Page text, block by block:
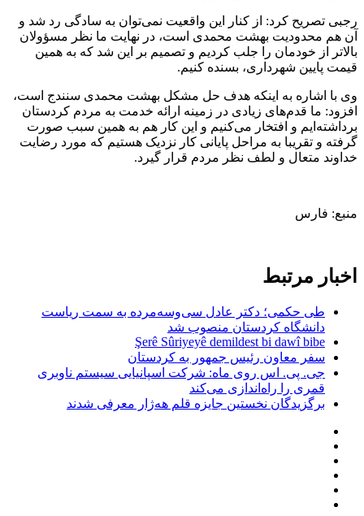
رجبی تصریح کرد: از کنار این واقعیت نمی‌توان بە سادگی رد شد و
آن هم محدودیت بهشت محمدی است، در نهایت ما نظر مسؤولان
بالاتر از خودمان را جلب کردیم و تصمیم بر این شد کە بە همین
قیمت پایین شهرداری، بسندە کنیم.
وی با اشارە بە اینکە هدف حل مشکل بهشت محمدی سنندج است،
افزود: ما قدم‌های زیادی در زمینه ارائە خدمت بە مردم کردستان
برداشتە‌ایم و افتخار می‌کنیم و این کار هم بە همین سبب صورت
گرفتە و تقریبا بە مراحل پایانی کار نزدیک هستیم که مورد رضایت
خداوند متعال و لطف نظر مردم قرار گیرد.
منبع: فارس
اخبار مرتبط
طی حکمی؛ دکتر عادل سی‌وسه‌مرده به سمت ریاست
دانشگاه کردستان منصوب شد
Şerê Sûriyeyê demildest bi dawî bibe
سفر معاون رئیس جمهور به کردستان
جی. پی. اس روی ماه: شرکت اسپانیایی سیستم ناوبری
قمری را راه‌اندازی می‌کند
برگزیدگان نخستین جایزه قلم هه‌ژار معرفی شدند